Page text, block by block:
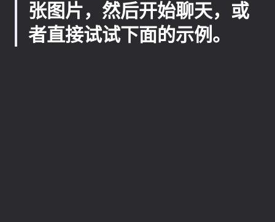
张图片，然后开始聊天，或
者直接试试下面的示例。